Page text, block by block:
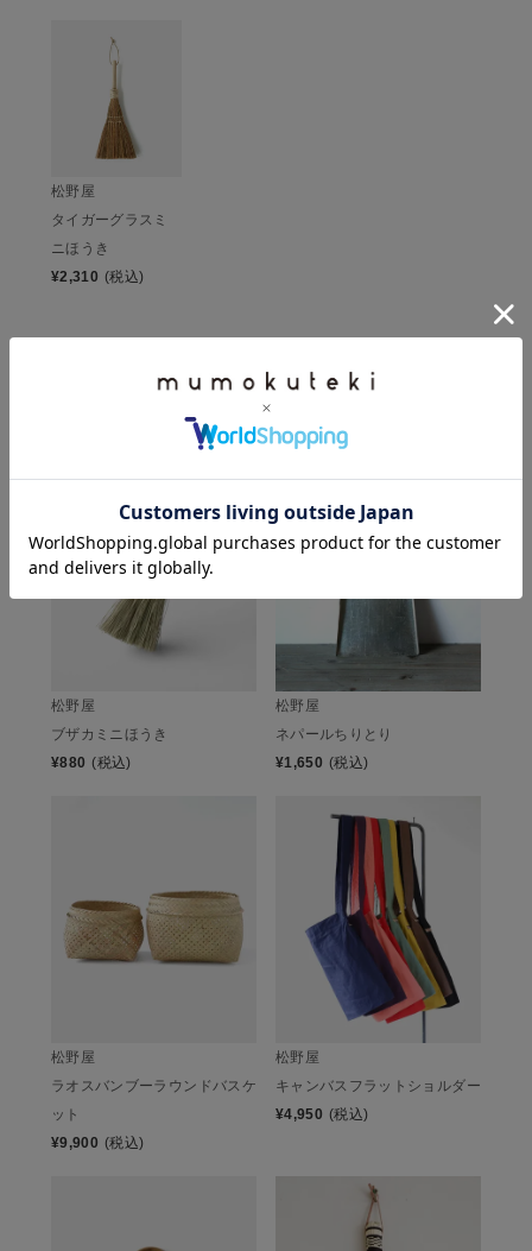
松野屋
タイガーグラスミ
ニほうき
¥2,310 (税込)
CHECKED ITEM
この商品を見た人は、こちらもチェックしています
松野屋
ブザカミニほうき
¥880 (税込)
松野屋
ネパールちりとり
¥1,650 (税込)
松野屋
ラオスバンブーラウンドバスケ
ット
¥9,900 (税込)
松野屋
キャンバスフラットショルダー
¥4,950 (税込)